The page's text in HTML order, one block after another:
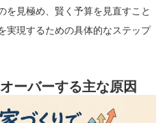
を見極め、賢く予算を見直すこと
実現するための具体的なステップ
ーバーする主な原因